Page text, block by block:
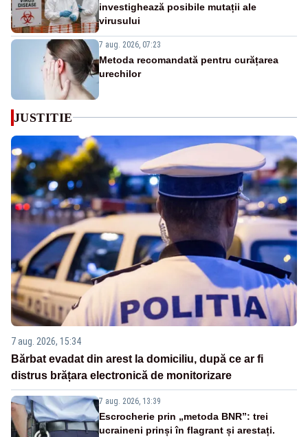
investighează posibile mutații ale
virusului
7 aug. 2026, 07:23
Metoda recomandată pentru curățarea
urechilor
JUSTITIE
7 aug. 2026, 15:34
Bărbat evadat din arest la domiciliu, după ce ar fi
distrus brățara electronică de monitorizare
7 aug. 2026, 13:39
Escrocherie prin „metoda BNR”: trei
ucraineni prinși în flagrant și arestați.